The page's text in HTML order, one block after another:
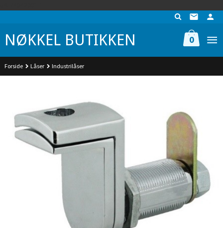
NØKKEL BUTIKKEN 0
Forside Låser Industrilåser